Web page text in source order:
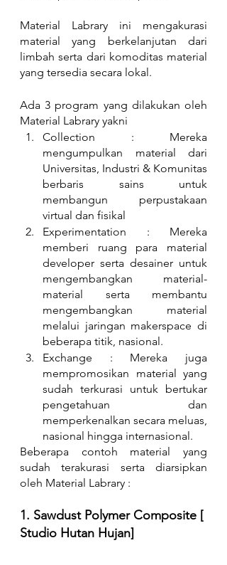
Material Labrary ini mengakurasi
material yang berkelanjutan dari
limbah serta dari komoditas material
yang tersedia secara lokal.
Ada 3 program yang dilakukan oleh
Material Labrary yakni
Collection : Mereka
mengumpulkan material dari
Universitas, Industri & Komunitas
berbaris sains untuk
membangun perpustakaan
virtual dan fisikal
Experimentation : Mereka
memberi ruang para material
developer serta desainer untuk
mengembangkan material-
material serta membantu
mengembangkan material
melalui jaringan makerspace di
beberapa titik, nasional.
Exchange : Mereka juga
mempromosikan material yang
sudah terkurasi untuk bertukar
pengetahuan dan
memperkenalkan secara meluas,
nasional hingga internasional.
Beberapa contoh material yang
sudah terakurasi serta diarsipkan
oleh Material Labrary :
1. Sawdust Polymer Composite [
Studio Hutan Hujan]